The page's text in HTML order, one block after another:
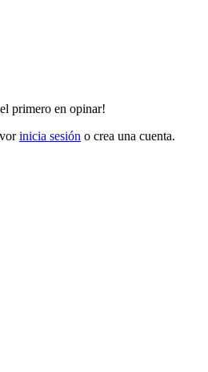
primero en opinar!
inicia sesión o crea una cuenta.